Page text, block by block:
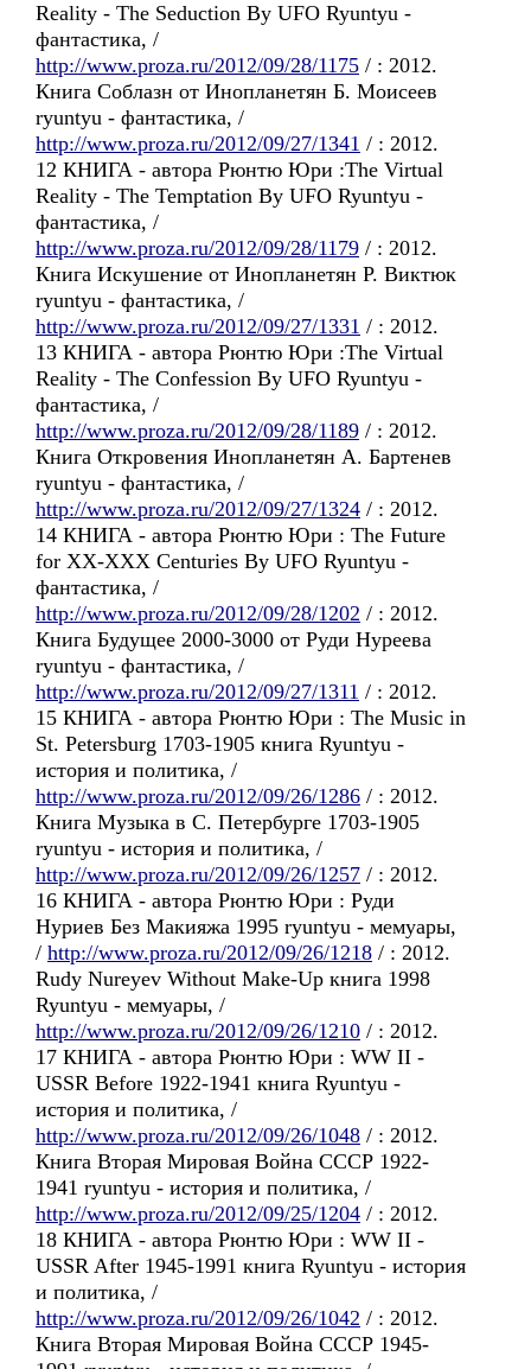
Reality - The Seduction By UFO Ryuntyu -
фантастика, /
http://www.proza.ru/2012/09/28/1175 / : 2012.
Книга Соблазн от Инопланетян Б. Моисеев
ryuntyu - фантастика, /
http://www.proza.ru/2012/09/27/1341 / : 2012.
12 КНИГА - автора Рюнтю Юри :The Virtual
Reality - The Temptation By UFO Ryuntyu -
фантастика, /
http://www.proza.ru/2012/09/28/1179 / : 2012.
Книга Искушение от Инопланетян Р. Виктюк
ryuntyu - фантастика, /
http://www.proza.ru/2012/09/27/1331 / : 2012.
13 КНИГА - автора Рюнтю Юри :The Virtual
Reality - The Confession By UFO Ryuntyu -
фантастика, /
http://www.proza.ru/2012/09/28/1189 / : 2012.
Книга Откровения Инопланетян А. Бартенев
ryuntyu - фантастика, /
http://www.proza.ru/2012/09/27/1324 / : 2012.
14 КНИГА - автора Рюнтю Юри : The Future
for XX-XXX Centuries By UFO Ryuntyu -
фантастика, /
http://www.proza.ru/2012/09/28/1202 / : 2012.
Книга Будущее 2000-3000 от Руди Нуреева
ryuntyu - фантастика, /
http://www.proza.ru/2012/09/27/1311 / : 2012.
15 КНИГА - автора Рюнтю Юри : The Music in
St. Petersburg 1703-1905 книга Ryuntyu -
история и политика, /
http://www.proza.ru/2012/09/26/1286 / : 2012.
Книга Музыка в С. Петербурге 1703-1905
ryuntyu - история и политика, /
http://www.proza.ru/2012/09/26/1257 / : 2012.
16 КНИГА - автора Рюнтю Юри : Руди
Нуриев Без Макияжа 1995 ryuntyu - мемуары,
/ http://www.proza.ru/2012/09/26/1218 / : 2012.
Rudy Nureyev Without Make-Up книга 1998
Ryuntyu - мемуары, /
http://www.proza.ru/2012/09/26/1210 / : 2012.
17 КНИГА - автора Рюнтю Юри : WW II -
USSR Before 1922-1941 книга Ryuntyu -
история и политика, /
http://www.proza.ru/2012/09/26/1048 / : 2012.
Книга Вторая Мировая Война СССР 1922-
1941 ryuntyu - история и политика, /
http://www.proza.ru/2012/09/25/1204 / : 2012.
18 КНИГА - автора Рюнтю Юри : WW II -
USSR After 1945-1991 книга Ryuntyu - история
и политика, /
http://www.proza.ru/2012/09/26/1042 / : 2012.
Книга Вторая Мировая Война СССР 1945-